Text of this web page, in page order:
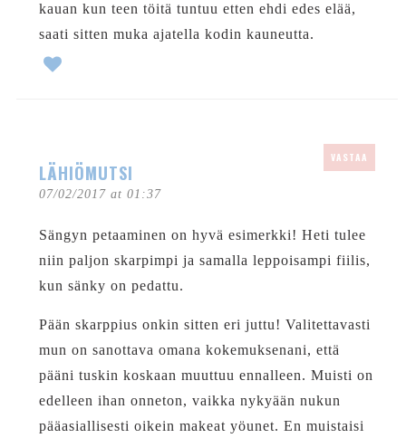
kauan kun teen töitä tuntuu etten ehdi edes elää,
saati sitten muka ajatella kodin kauneutta.
LÄHIÖMUTSI
07/02/2017 at 01:37
VASTAA
Sängyn petaaminen on hyvä esimerkki! Heti tulee
niin paljon skarpimpi ja samalla leppoisampi fiilis,
kun sänky on pedattu.
Pään skarppius onkin sitten eri juttu! Valitettavasti
mun on sanottava omana kokemuksenani, että
pääni tuskin koskaan muuttuu ennalleen. Muisti on
edelleen ihan onneton, vaikka nykyään nukun
pääasiallisesti oikein makeat yöunet. En muistaisi